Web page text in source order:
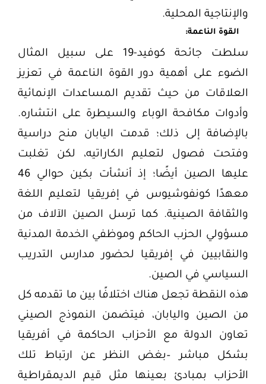
والإنتاجية المحلية.
القوة الناعمة:
سلطت جائحة كوفيد-19 على سبيل المثال
الضوء على أهمية دور القوة الناعمة في تعزيز
العلاقات من حيث تقديم المساعدات الإنمائية
وأدوات مكافحة الوباء والسيطرة على انتشاره.
بالإضافة إلى ذلك؛ قدمت اليابان منح دراسية
وفتحت فصول لتعليم الكاراتيه، لكن تغلبت
عليها الصين أيضًا؛ إذ أنشأت بكين حوالي 46
معهدًا كونفوشيوس في إفريقيا لتعليم اللغة
والثقافة الصينية. كما ترسل الصين الآلاف من
مسؤولي الحزب الحاكم وموظفي الخدمة المدنية
والنقابيين في إفريقيا لحضور مدارس التدريب
السياسي في الصين.
هذه النقطة تجعل هناك اختلافًا بين ما تقدمه كل
من الصين واليابان، فيتضمن النموذج الصيني
تعاون الدولة مع الأحزاب الحاكمة في أفريقيا
بشكل مباشر –بغض النظر عن ارتباط تلك
الأحزاب بمبادئ بعينها مثل قيم الديمقراطية